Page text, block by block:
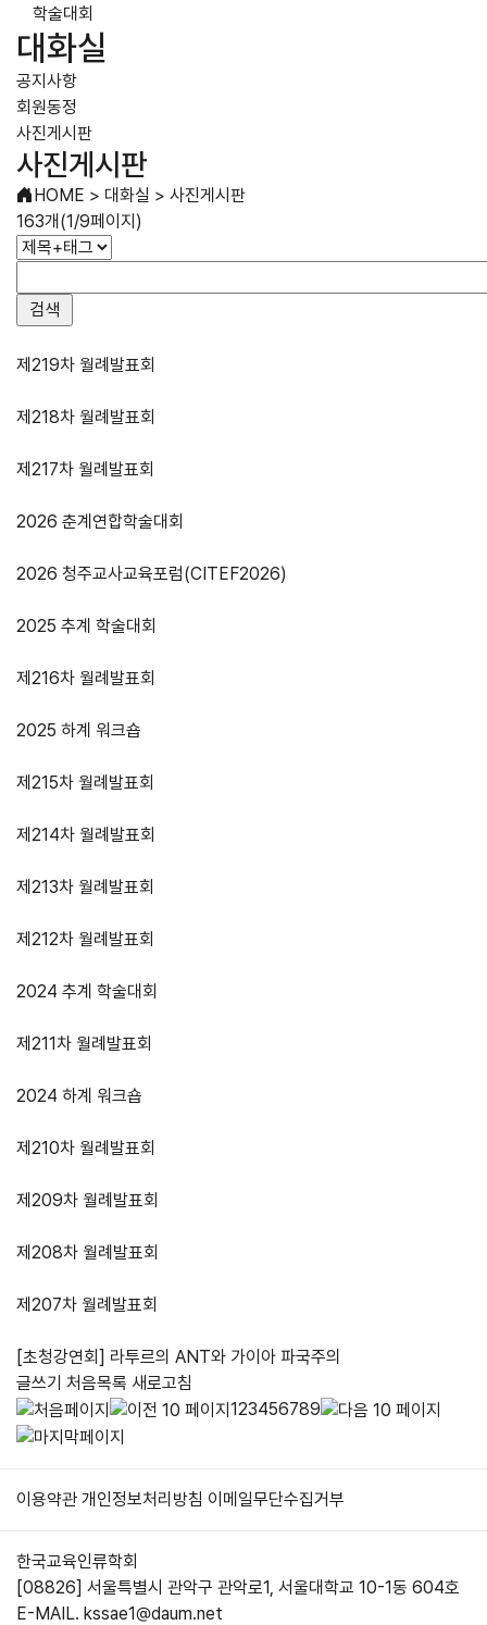
학술대회
대화실
공지사항
회원동정
사진게시판
사진게시판
HOME > 대화실 > 사진게시판
163개(1/9페이지)
제219차 월례발표회
제218차 월례발표회
제217차 월례발표회
2026 춘계연합학술대회
2026 청주교사교육포럼(CITEF2026)
2025 추계 학술대회
제216차 월례발표회
2025 하계 워크숍
제215차 월례발표회
제214차 월례발표회
제213차 월례발표회
제212차 월례발표회
2024 추계 학술대회
제211차 월례발표회
2024 하계 워크숍
제210차 월례발표회
제209차 월례발표회
제208차 월례발표회
제207차 월례발표회
[초청강연회] 라투르의 ANT와 가이아 파국주의
글쓰기 처음목록 새로고침
123456789
이용약관 개인정보처리방침 이메일무단수집거부
한국교육인류학회
[08826] 서울특별시 관악구 관악로1, 서울대학교 10-1동 604호
E-MAIL. kssae1@daum.net